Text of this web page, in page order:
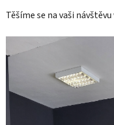
Těšíme se na vaši